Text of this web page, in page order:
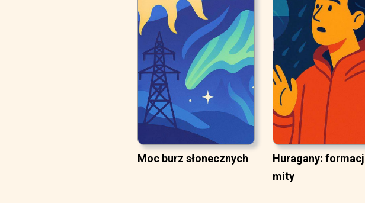
Moc burz słonecznych
Huragany:
mity